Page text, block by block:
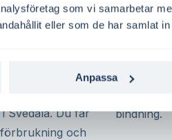
som vi samarbetar
eller som de har samlat
Anpassa
bli mer
kalkylen för
Svedala. Du får
och
använder
Vill du ta
bindning.